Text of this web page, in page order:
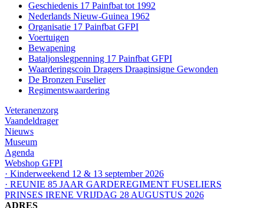
Geschiedenis 17 Painfbat tot 1992
Nederlands Nieuw-Guinea 1962
Organisatie 17 Painfbat GFPI
Voertuigen
Bewapening
Bataljonslegpenning 17 Painfbat GFPI
Waarderingscoin Dragers Draaginsigne Gewonden
De Bronzen Fuselier
Regimentswaardering
Veteranenzorg
Vaandeldrager
Nieuws
Museum
Agenda
Webshop GFPI
· Kinderweekend 12 & 13 september 2026
· REUNIE 85 JAAR GARDEREGIMENT FUSELIERS
PRINSES IRENE VRIJDAG 28 AUGUSTUS 2026
ADRES